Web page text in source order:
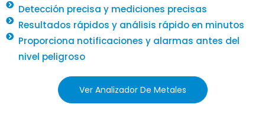
Detección precisa y mediciones precisas
Resultados rápidos y análisis rápido en minutos
Proporciona notificaciones y alarmas antes del
nivel peligroso
Ver Analizador De Metales